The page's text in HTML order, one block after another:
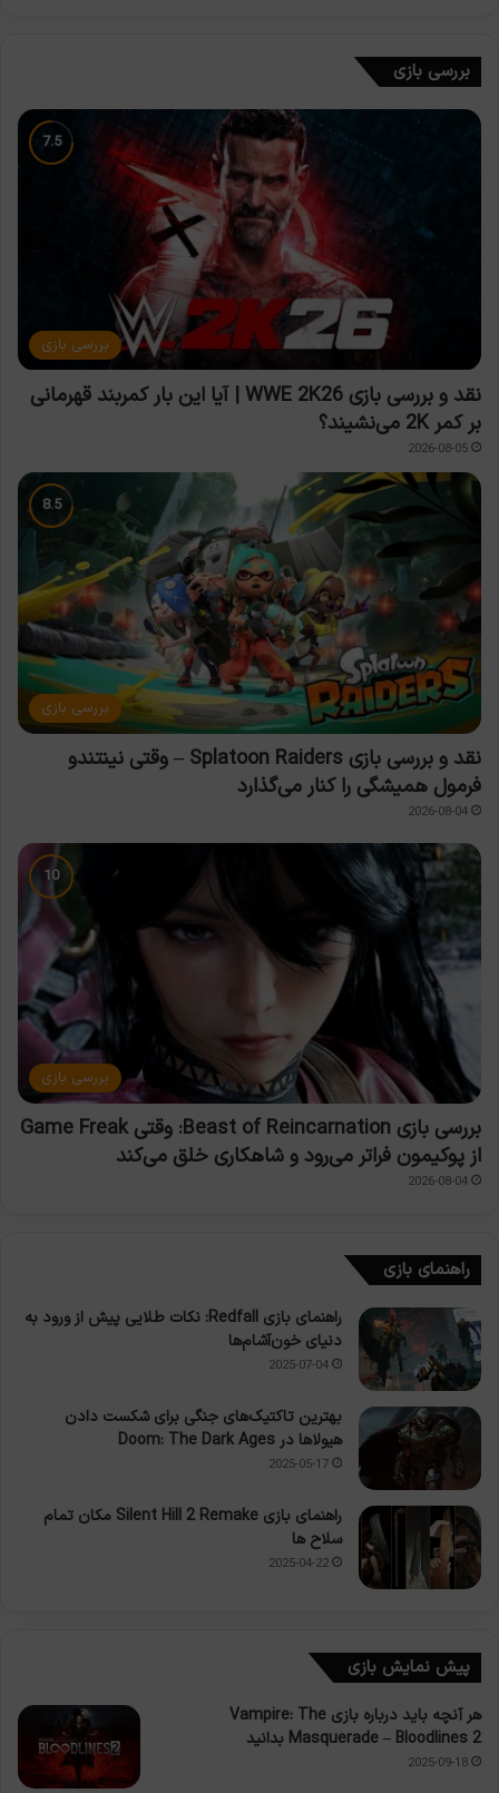
بررسی بازی
بررسی بازی
نقد و بررسی بازی WWE 2K26 | آیا این بار کمربند قهرمانی
بر کمر 2K می‌نشیند؟
2026-08-05
بررسی بازی
نقد و بررسی بازی Splatoon Raiders – وقتی نینتندو
فرمول همیشگی را کنار می‌گذارد
2026-08-04
بررسی بازی
بررسی بازی Beast of Reincarnation: وقتی Game Freak
از پوکیمون فراتر می‌رود و شاهکاری خلق می‌کند
2026-08-04
راهنمای بازی
راهنمای بازی Redfall: نکات طلایی پیش از ورود به
دنیای خون‌آشام‌ها
2025-07-04
بهترین تاکتیک‌های جنگی برای شکست دادن
هیولاها در Doom: The Dark Ages
2025-05-17
راهنمای بازی Silent Hill 2 Remake مکان تمام
سلاح ها
2025-04-22
پیش نمایش بازی
هر آنچه باید درباره بازی Vampire: The
Masquerade – Bloodlines 2 بدانید
2025-09-18